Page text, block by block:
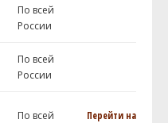
По всей
России
По всей
России
По всей
Перейти на